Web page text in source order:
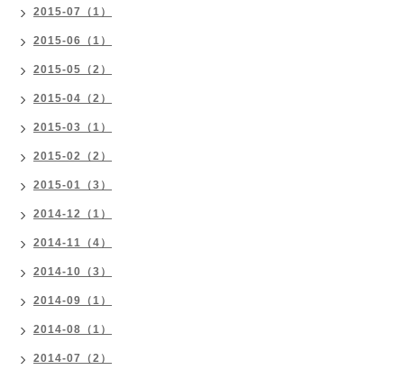
2015-07（1）
2015-06（1）
2015-05（2）
2015-04（2）
2015-03（1）
2015-02（2）
2015-01（3）
2014-12（1）
2014-11（4）
2014-10（3）
2014-09（1）
2014-08（1）
2014-07（2）